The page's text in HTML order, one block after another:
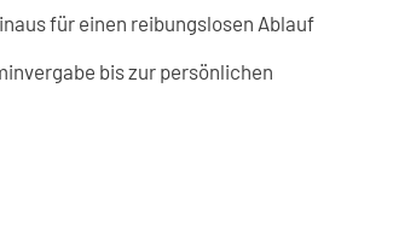
für einen reibungslosen Ablauf
bis zur persönlichen